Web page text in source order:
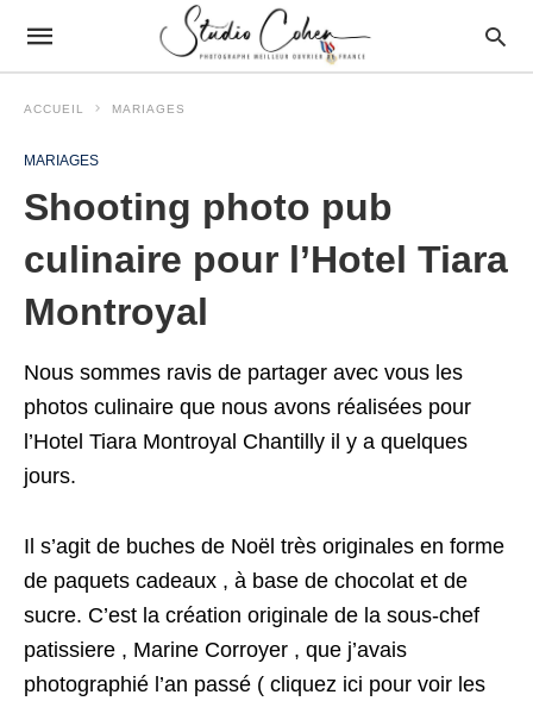
ACCUEIL MARIAGES
MARIAGES
Shooting photo pub
culinaire pour l’Hotel Tiara
Montroyal
Nous sommes ravis de partager avec vous les
photos culinaire que nous avons réalisées pour
l’Hotel Tiara Montroyal Chantilly il y a quelques
jours.
Il s’agit de buches de Noël très originales en forme
de paquets cadeaux , à base de chocolat et de
sucre. C’est la création originale de la sous-chef
patissiere , Marine Corroyer , que j’avais
photographié l’an passé ( cliquez ici pour voir les